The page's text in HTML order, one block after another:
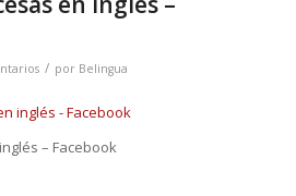
/ por Belingua
– Facebook